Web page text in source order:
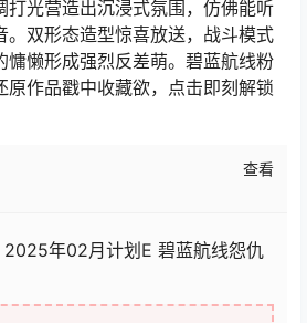
打光营造出沉浸式氛围，仿佛能听
。双形态造型惊喜放送，战斗模式
慵懒形成强烈反差萌。碧蓝航线粉
原作品戳中收藏欲，点击即刻解锁
查看
年02月计划E 碧蓝航线怨仇